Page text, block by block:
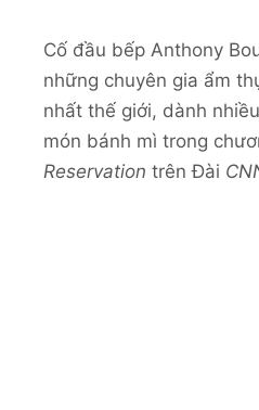
Cố đầu bếp Anthony
những chuyên gia ẩm
nhất thế giới, dành
món bánh mì trong
Reservation trên Đài